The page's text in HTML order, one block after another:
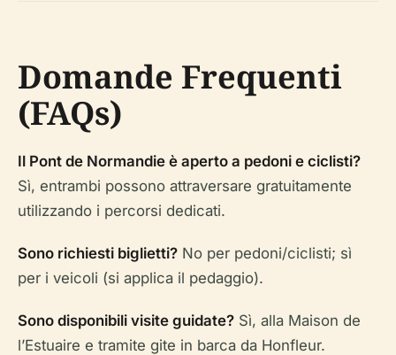
Domande Frequenti
(FAQs)
Il Pont de Normandie è aperto a pedoni e ciclisti?
Sì, entrambi possono attraversare gratuitamente
utilizzando i percorsi dedicati.
Sono richiesti biglietti? No per pedoni/ciclisti; sì
per i veicoli (si applica il pedaggio).
Sono disponibili visite guidate? Sì, alla Maison de
l’Estuaire e tramite gite in barca da Honfleur.